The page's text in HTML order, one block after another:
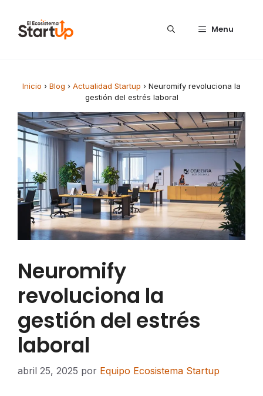
Menu
Inicio › Blog › Actualidad Startup › Neuromify revoluciona la
gestión del estrés laboral
Neuromify
revoluciona la
gestión del estrés
laboral
abril 25, 2025 por Equipo Ecosistema Startup